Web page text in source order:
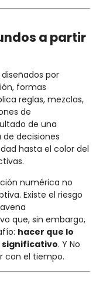
a partir
por
formas
reglas, mezclas,
de
de una
decisiones
hasta el color del
numérica no
Existe el riesgo
que, sin embargo,
hacer que lo
significativo. Y No
con el tiempo.